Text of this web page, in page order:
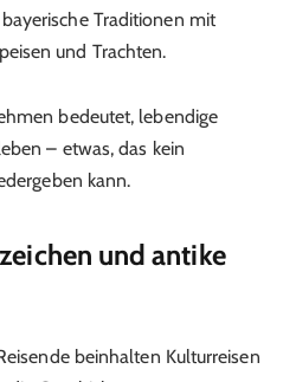
Traditionen mit
und Trachten.
bedeutet, lebendige
– etwas, das kein
kann.
und antike
beinhalten Kulturreisen